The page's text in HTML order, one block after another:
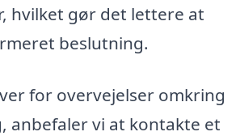
hvilket gør det lettere at
beslutning.
for overvejelser omkring
anbefaler vi at kontakte et